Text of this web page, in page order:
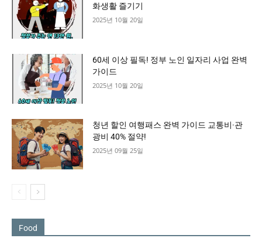
화생활 즐기기
2025년 10월 20일
60세 이상 필독! 정부 노인 일자리 사업 완벽
가이드
2025년 10월 20일
청년 할인 여행패스 완벽 가이드 교통비·관
광비 40% 절약!
2025년 09월 25일
Food